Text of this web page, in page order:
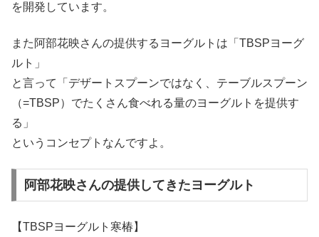
を開発しています。
また阿部花映さんの提供するヨーグルトは「TBSPヨーグ
ルト」
と言って「デザートスプーンではなく、テーブルスプーン
（=TBSP）でたくさん食べれる量のヨーグルトを提供す
る」
というコンセプトなんですよ。
阿部花映さんの提供してきたヨーグルト
【TBSPヨーグルト寒椿】